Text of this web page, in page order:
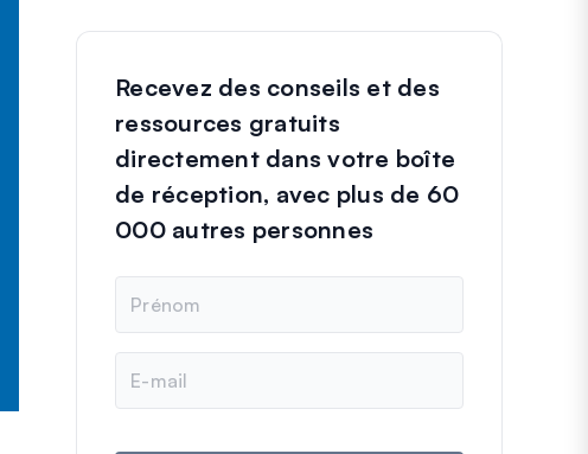
Recevez des conseils et des
ressources gratuits
directement dans votre boîte
de réception, avec plus de 60
000 autres personnes
m
m